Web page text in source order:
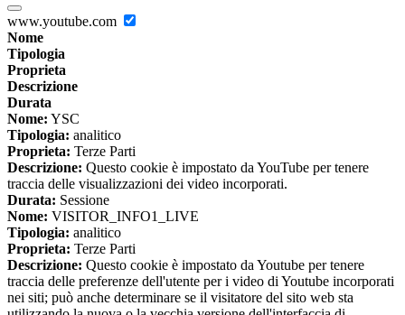
www.youtube.com
Nome
Tipologia
Proprieta
Descrizione
Durata
Nome: YSC
Tipologia: analitico
Proprieta: Terze Parti
Descrizione: Questo cookie è impostato da YouTube per tenere
traccia delle visualizzazioni dei video incorporati.
Durata: Sessione
Nome: VISITOR_INFO1_LIVE
Tipologia: analitico
Proprieta: Terze Parti
Descrizione: Questo cookie è impostato da Youtube per tenere
traccia delle preferenze dell'utente per i video di Youtube incorporati
nei siti; può anche determinare se il visitatore del sito web sta